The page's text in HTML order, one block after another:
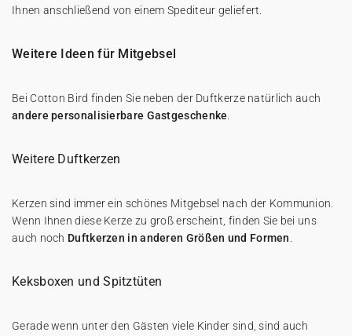
Ihnen anschließend von einem Spediteur geliefert.
Weitere Ideen für Mitgebsel
Bei Cotton Bird finden Sie neben der Duftkerze natürlich auch
andere personalisierbare Gastgeschenke
Weitere Duftkerzen
Kerzen sind immer ein schönes Mitgebsel nach der Kommunion.
Wenn Ihnen diese Kerze zu groß erscheint, finden Sie bei uns
auch noch Duftkerzen in anderen Größen und Formen
Keksboxen und Spitztüten
Gerade wenn unter den Gästen viele Kinder sind, sind auch